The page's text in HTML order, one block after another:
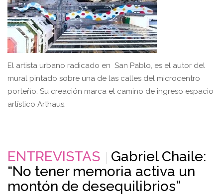
El artista urbano radicado en San Pablo, es el autor del
mural pintado sobre una de las calles del microcentro
porteño. Su creación marca el camino de ingreso espacio
artístico Arthaus.
ENTREVISTAS
Gabriel Chaile:
“No tener memoria activa un
montón de desequilibrios”